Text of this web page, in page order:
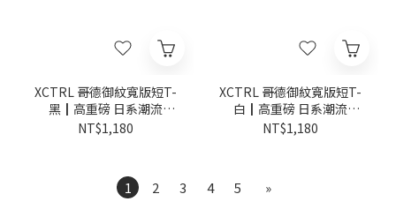
XCTRL 哥德御紋寬版短T-
黑┃高重磅 日系潮流
Oversize
NT$1,180
XCTRL 哥德御紋寬版短T-
白┃高重磅 日系潮流
Oversize
NT$1,180
1 2 3 4 5 »